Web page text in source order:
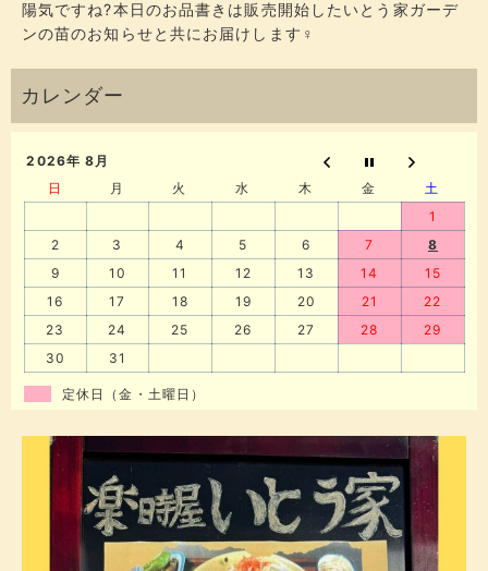
陽気ですね?本日のお品書きは販売開始したいとう家ガーデ
ンの苗のお知らせと共にお届けします‍♀️
2026年 8月
日
月 火 水 木 金
土
1
2
3 4 5 6 7
8
9
10 11 12 13 14
15
16
17 18 19 20 21
22
23
24 25 26 27 28
29
30
31
定休日（金・土曜日）